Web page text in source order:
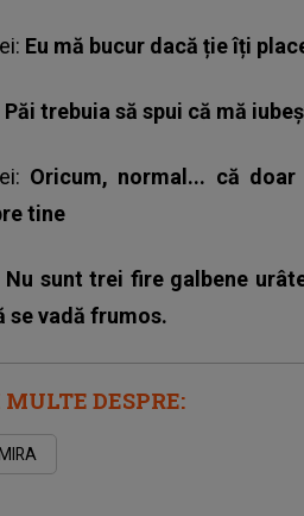
Eu mă bucur dacă ție îți
Păi trebuia să spui că mă
Oricum, normal... că
tine
Nu sunt trei fire galbene
se vadă frumos.
DESPRE:
MIRA